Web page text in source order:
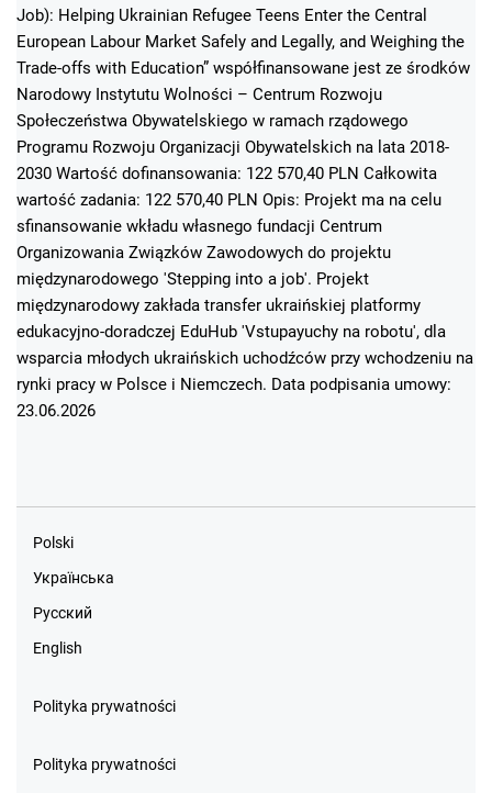
Job): Helping Ukrainian Refugee Teens Enter the Central
European Labour Market Safely and Legally, and Weighing the
Trade-offs with Education” współfinansowane jest ze środków
Narodowy Instytutu Wolności – Centrum Rozwoju
Społeczeństwa Obywatelskiego w ramach rządowego
Programu Rozwoju Organizacji Obywatelskich na lata 2018-
2030 Wartość dofinansowania: 122 570,40 PLN Całkowita
wartość zadania: 122 570,40 PLN Opis: Projekt ma na celu
sfinansowanie wkładu własnego fundacji Centrum
Organizowania Związków Zawodowych do projektu
międzynarodowego 'Stepping into a job'. Projekt
międzynarodowy zakłada transfer ukraińskiej platformy
edukacyjno-doradczej EduHub 'Vstupayuchy na robotu', dla
wsparcia młodych ukraińskich uchodźców przy wchodzeniu na
rynki pracy w Polsce i Niemczech. Data podpisania umowy:
23.06.2026
Polski
Українська
Русский
English
Polityka prywatności
Polityka prywatności